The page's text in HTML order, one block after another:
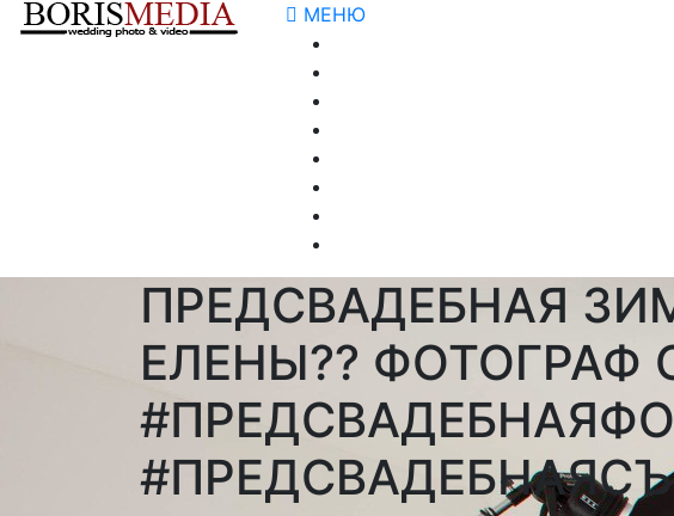
МЕНЮ
ПРЕДСВАДЕБНАЯ
ЕЛЕНЫ?? ФОТОГРАФ